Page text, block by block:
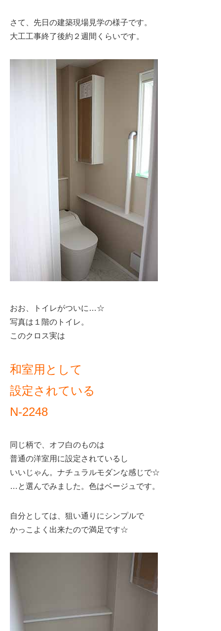
さて、先日の建築現場見学の様子です。
大工工事終了後約２週間くらいです。
おお、トイレがついに…☆
写真は１階のトイレ。
このクロス実は
和室用として
設定されている
N-2248
同じ柄で、オフ白のものは
普通の洋室用に設定されているし
いいじゃん。ナチュラルモダンな感じで☆
…と選んでみました。色はベージュです。
自分としては、狙い通りにシンプルで
かっこよく出来たので満足です☆